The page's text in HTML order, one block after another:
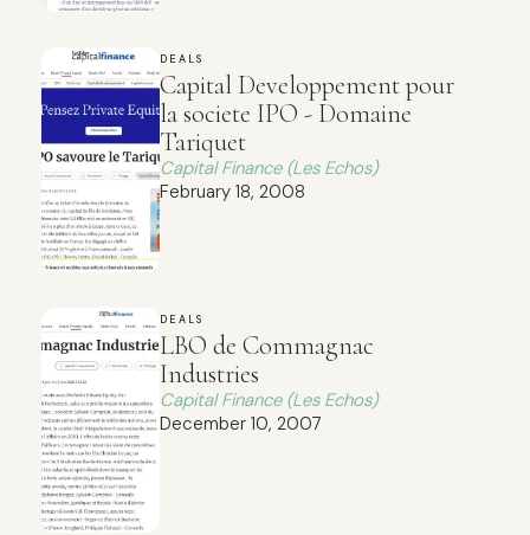
DEALS
Capital Developpement pour
la societe IPO - Domaine
Tariquet
Capital Finance (Les Echos)
February 18, 2008
DEALS
LBO de Commagnac
Industries
Capital Finance (Les Echos)
December 10, 2007